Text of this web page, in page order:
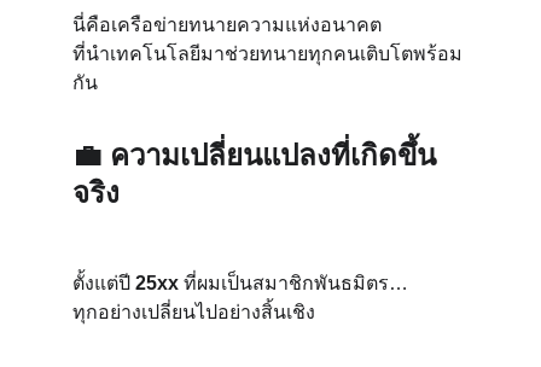
นี่คือเครือข่ายทนายความแห่งอนาคต
ที่นำเทคโนโลยีมาช่วยทนายทุกคนเติบโตพร้อม
กัน
💼 ความเปลี่ยนแปลงที่เกิดขึ้น
จริง
ตั้งแต่ปี 25xx ที่ผมเป็นสมาชิกพันธมิตร…
ทุกอย่างเปลี่ยนไปอย่างสิ้นเชิง